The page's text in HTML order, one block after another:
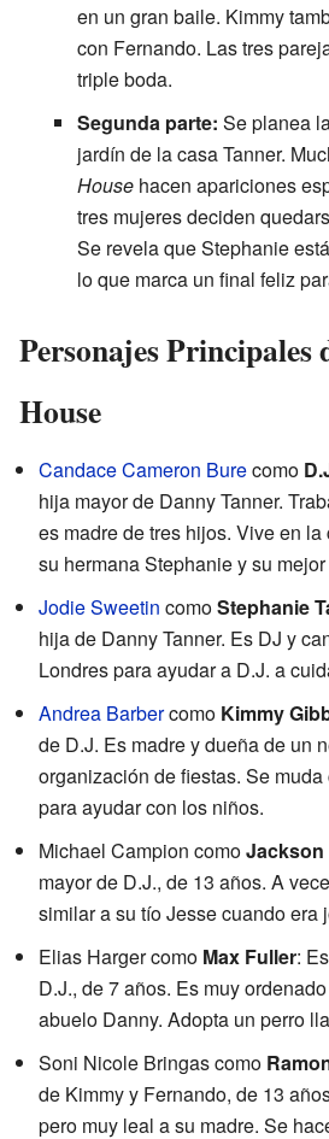
en un gran baile. Kimmy
con Fernando. Las tres
triple boda.
Segunda parte: Se planea
jardín de la casa Tanner.
House hacen apariciones
tres mujeres deciden
Se revela que Stephanie
lo que marca un final feliz
Personajes Principales
House
Candace Cameron Burecomo
hija mayor de Danny Tanner.
es madre de tres hijos. Vive en
su hermana Stephanie y su
Jodie Sweetin comoStephanie
hija de Danny Tanner. Es DJ y
Londres para ayudar a D.J. a
Andrea Barbercomo Kimmy
de D.J. Es madre y dueña de un
organización de fiestas. Se
para ayudar con los niños.
Michael Campion comoJackson
mayor de D.J., de 13 años. A
similar a su tío Jesse cuando era
Elias Harger como Max Fuller:
D.J., de 7 años. Es muy
abuelo Danny. Adopta un perro
Soni Nicole Bringas como
de Kimmy y Fernando, de 13
pero muy leal a su madre. Se